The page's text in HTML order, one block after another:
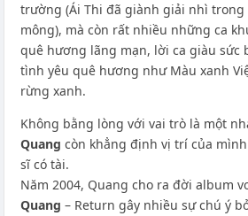
trường (Ái Thi đã giành giải nhì trong
mông), mà còn rất nhiều những ca
quê hương lãng mạn, lời ca giàu sức
tình yêu quê hương như Màu xanh
rừng xanh.
Không bằng lòng với vai trò là một
Quang còn khẳng định vị trí của
sĩ có tài.
Năm 2004, Quang cho ra đời album
Quang – Return gây nhiều sự chú ý